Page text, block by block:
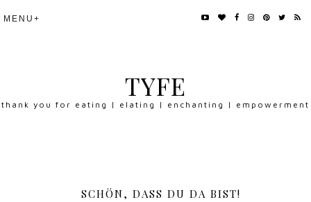
TYFE
thank you for eating | elating | enchanting | empowerment
SCHÖN, DASS DU DA BIST!